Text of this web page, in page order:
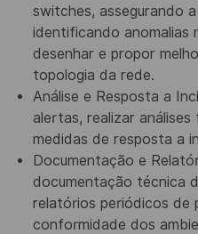
switches, assegurando
identificando anomalias
desenhar e propor
topologia da rede.
Análise e Resposta a
alertas, realizar
medidas de resposta a
Documentação e
documentação técnica
relatórios periódicos de
conformidade dos